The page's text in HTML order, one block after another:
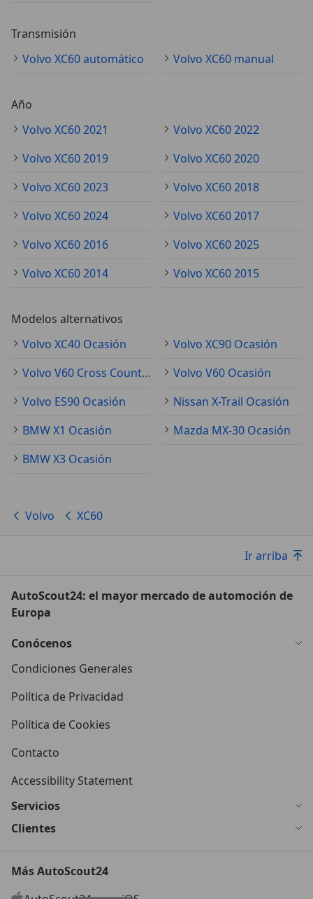
Transmisión
Volvo XC60 automático
Volvo XC60 manual
Año
Volvo XC60 2021
Volvo XC60 2022
Volvo XC60 2019
Volvo XC60 2020
Volvo XC60 2023
Volvo XC60 2018
Volvo XC60 2024
Volvo XC60 2017
Volvo XC60 2016
Volvo XC60 2025
Volvo XC60 2014
Volvo XC60 2015
Modelos alternativos
Volvo XC40 Ocasión
Volvo XC90 Ocasión
Volvo V60 Cross Country Ocasión
Volvo V60 Ocasión
Volvo ES90 Ocasión
Nissan X-Trail Ocasión
BMW X1 Ocasión
Mazda MX-30 Ocasión
BMW X3 Ocasión
Volvo XC60
Ir arriba
AutoScout24: el mayor mercado de automoción de
Europa
Conócenos
Condiciones Generales
Política de Privacidad
Política de Cookies
Contacto
Accessibility Statement
Servicios
Clientes
Más AutoScout24